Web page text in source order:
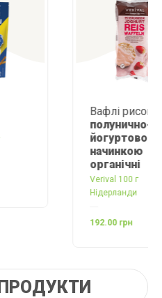
Вафлі рисові з
йогуртовою
ПРОДУКТИ